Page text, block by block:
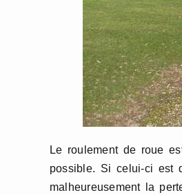
Le roulement de roue
possible. Si celui-ci est
malheureusement la